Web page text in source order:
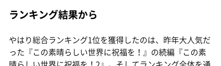
ランキング結果から
やはり総合ランキング1位を獲得したのは、昨年大人気だ
った『この素晴らしい世界に祝福を！』の続編『この素